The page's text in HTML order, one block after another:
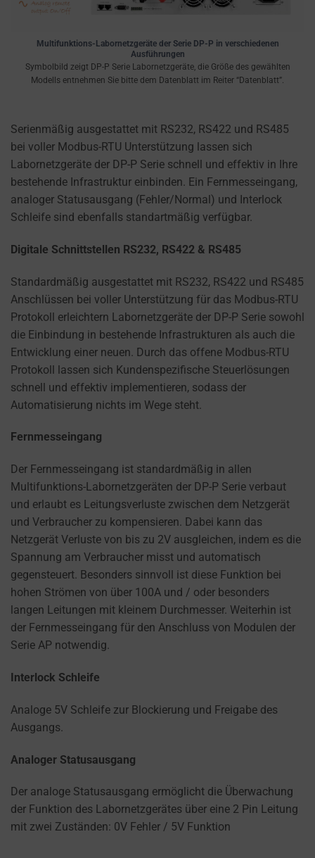
Multifunktions-Labornetzgeräte der Serie DP-P in verschiedenen
Ausführungen
Symbolbild zeigt DP-P Serie Labornetzgeräte, die Größe des gewählten
Modells entnehmen Sie bitte dem Datenblatt im Reiter “Datenblatt”.
Serienmäßig ausgestattet mit RS232, RS422 und RS485
bei voller Modbus-RTU Unterstützung lassen sich
Labornetzgeräte der DP-P Serie schnell und effektiv in Ihre
bestehende Infrastruktur einbinden. Ein Fernmesseingang,
analoger Statusausgang (Fehler/Normal) und Interlock
Schleife sind ebenfalls standartmäßig verfügbar.
Digitale Schnittstellen RS232, RS422 & RS485
Standardmäßig ausgestattet mit RS232, RS422 und RS485
Anschlüssen bei voller Unterstützung für das Modbus-RTU
Protokoll erleichtern Labornetzgeräte der DP-P Serie sowohl
die Einbindung in bestehende Infrastrukturen als auch die
Entwicklung einer neuen. Durch das offene Modbus-RTU
Protokoll lassen sich Kundenspezifische Steuerlösungen
schnell und effektiv implementieren, sodass der
Automatisierung nichts im Wege steht.
Fernmesseingang
Der Fernmesseingang ist standardmäßig in allen
Multifunktions-Labornetzgeräten der DP-P Serie verbaut
und erlaubt es Leitungsverluste zwischen dem Netzgerät
und Verbraucher zu kompensieren. Dabei kann das
Netzgerät Verluste von bis zu 2V ausgleichen, indem es die
Spannung am Verbraucher misst und automatisch
gegensteuert. Besonders sinnvoll ist diese Funktion bei
hohen Strömen von über 100A und / oder besonders
langen Leitungen mit kleinem Durchmesser. Weiterhin ist
der Fernmesseingang für den Anschluss von Modulen der
Serie AP notwendig.
Interlock Schleife
Analoge 5V Schleife zur Blockierung und Freigabe des
Ausgangs.
Analoger Statusausgang
Der analoge Statusausgang ermöglicht die Überwachung
der Funktion des Labornetzgerätes über eine 2 Pin Leitung
mit zwei Zuständen: 0V Fehler / 5V Funktion